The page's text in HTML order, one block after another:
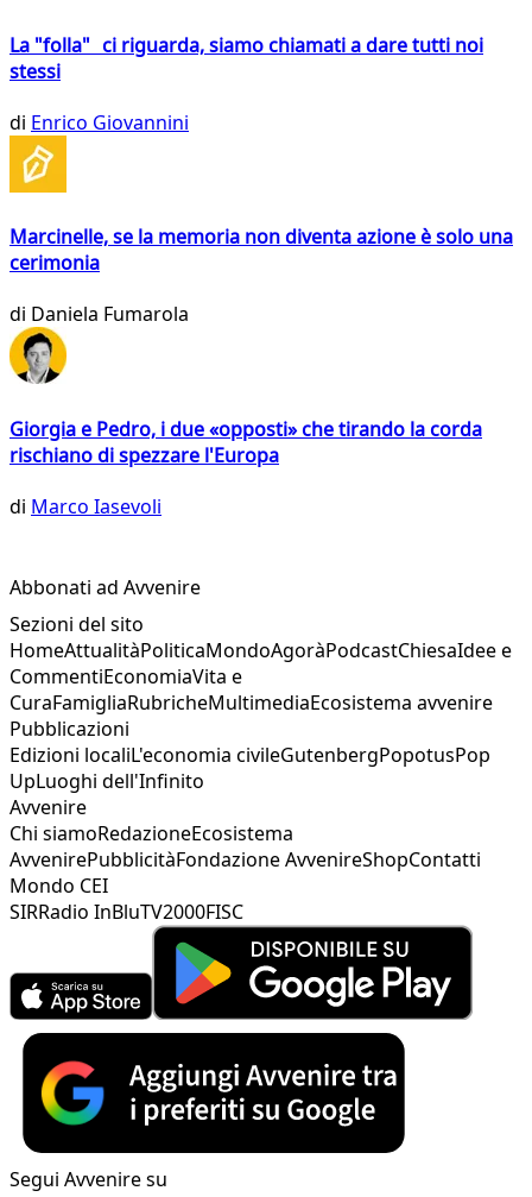
La "folla" ci riguarda, siamo chiamati a dare tutti noi
stessi
di Enrico Giovannini
Marcinelle, se la memoria non diventa azione è solo una
cerimonia
di Daniela Fumarola
Giorgia e Pedro, i due «opposti» che tirando la corda
rischiano di spezzare l'Europa
di Marco Iasevoli
Abbonati ad Avvenire
Sezioni del sito
HomeAttualitàPoliticaMondoAgoràPodcastChiesaIdee e
CommentiEconomiaVita e
CuraFamigliaRubricheMultimediaEcosistema avvenire
Pubblicazioni
Edizioni localiL'economia civileGutenbergPopotusPop
UpLuoghi dell'Infinito
Avvenire
Chi siamoRedazioneEcosistema
AvvenirePubblicitàFondazione AvvenireShopContatti
Mondo CEI
SIRRadio InBluTV2000FISC
Segui Avvenire su